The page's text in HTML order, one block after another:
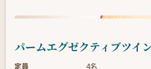
パームエグゼクティブツイ
定員
4名